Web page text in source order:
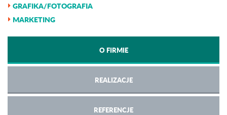
GRAFIKA/FOTOGRAFIA
MARKETING
O FIRMIE
REALIZACJE
REFERENCJE